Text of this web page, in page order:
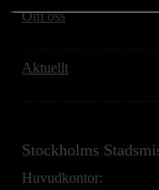
Om oss
Aktuellt
Stockholms
Huvudkontor: